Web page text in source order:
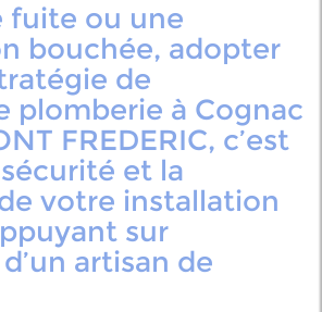
fuite ou une
bouchée, adopter
de
plomberie à Cognac
FREDERIC, c’est
et la
votre installation
sur
artisan de